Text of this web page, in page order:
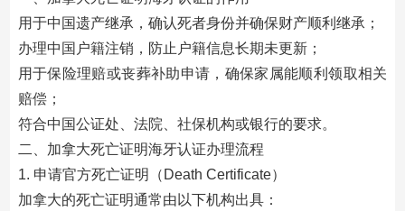
用于中国遗产继承，确认死者身份并确保财产顺利继承；
办理中国户籍注销，防止户籍信息长期未更新；
用于保险理赔或丧葬补助申请，确保家属能顺利领取相关
赔偿；
符合中国公证处、法院、社保机构或银行的要求。
二、加拿大死亡证明海牙认证办理流程
1. 申请官方死亡证明（Death Certificate）
加拿大的死亡证明通常由以下机构出具：